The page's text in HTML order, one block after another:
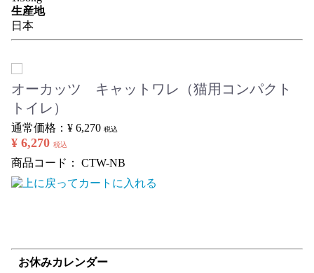
生産地
日本
オーカッツ キャットワレ（猫用コンパクト
トイレ）
通常価格： ¥ 6,270 税込
¥ 6,270 税込
商品コード： CTW-NB
お休みカレンダー